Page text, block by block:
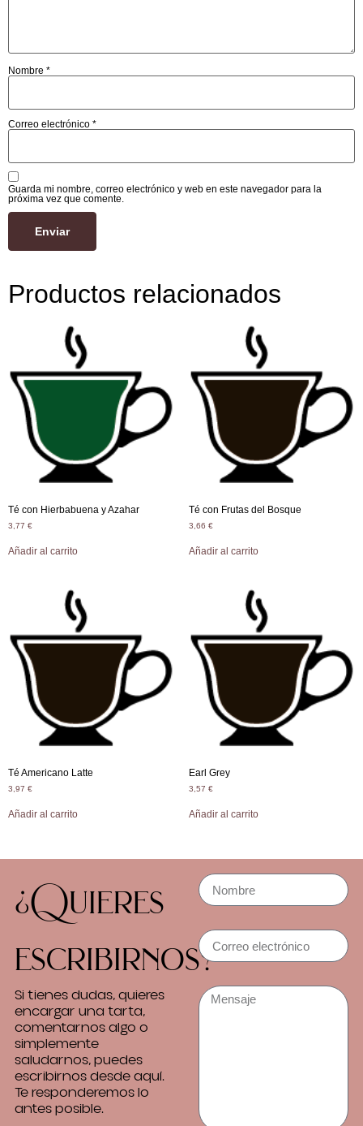
Nombre *
Correo electrónico *
Guarda mi nombre, correo electrónico y web en este navegador para la
próxima vez que comente.
Productos relacionados
Té con Hierbabuena y Azahar
3,77 €
Añadir al carrito
Té con Frutas del Bosque
3,66 €
Añadir al carrito
Té Americano Latte
3,97 €
Añadir al carrito
Earl Grey
3,57 €
Añadir al carrito
¿Quieres
escribirnos?
Si tienes dudas, quieres
encargar una tarta,
comentarnos algo o
simplemente
saludarnos, puedes
escribirnos desde aquí.
Te responderemos lo
antes posible.